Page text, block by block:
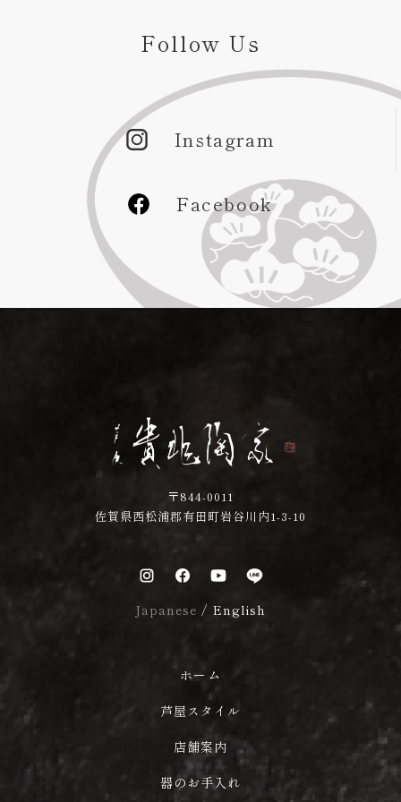
Follow Us
Instagram
Facebook
〒844-0011
佐賀県西松浦郡有田町岩谷川内1-3-10
Japanese / English
ホーム
芦屋スタイル
店舗案内
器のお手入れ